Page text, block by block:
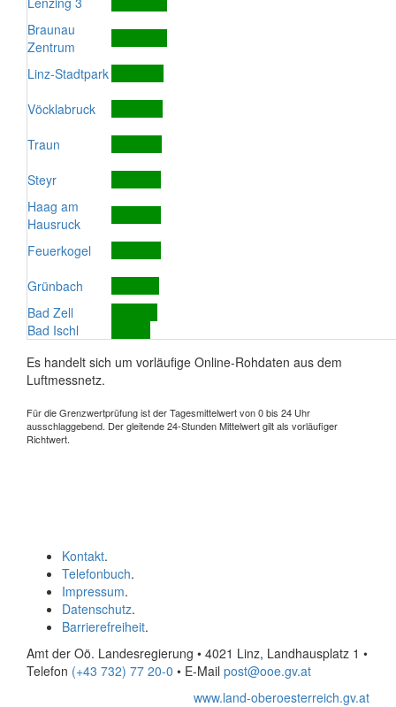
Braunau
Zentrum
Linz-Stadtpark
Vöcklabruck
Traun
Steyr
Haag am
Hausruck
Feuerkogel
Grünbach
Bad Zell
Bad Ischl
Es handelt sich um vorläufige Online-Rohdaten aus dem
Luftmessnetz.
Für die Grenzwertprüfung ist der Tagesmittelwert von 0 bis 24 Uhr
ausschlaggebend. Der gleitende 24-Stunden Mittelwert gilt als vorläufiger
Richtwert.
Kontakt.
Telefonbuch.
Impressum.
Datenschutz.
Barrierefreiheit.
Amt der Oö. Landesregierung • 4021 Linz, Landhausplatz 1 •
Telefon (+43 732) 77 20-0 • E-Mail post@ooe.gv.at
www.land-oberoesterreich.gv.at